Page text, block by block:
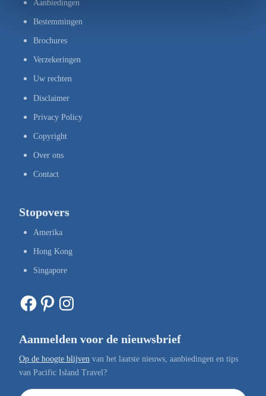
Aanbiedingen
Bestemmingen
Brochures
Verzekeringen
Uw rechten
Disclaimer
Privacy Policy
Copyright
Over ons
Contact
Stopovers
Amerika
Hong Kong
Singapore
Facebook Pinterest Instagram
Aanmelden voor de nieuwsbrief
Op de hoogte blijven van het laatste nieuws, aanbiedingen en tips
van Pacific Island Travel?